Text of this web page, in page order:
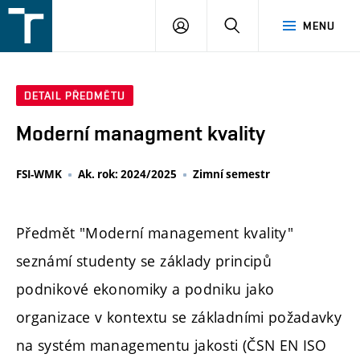
v
MENU
PŘIHLÁŠENÍ
DETAIL PŘEDMĚTU
Moderní managment kvality
FSI-WMK Ak. rok: 2024/2025 Zimní semestr
Předmět "Moderní management kvality"
seznámí studenty se základy principů
podnikové ekonomiky a podniku jako
organizace v kontextu se základními požadavky
na systém managementu jakosti (ČSN EN ISO